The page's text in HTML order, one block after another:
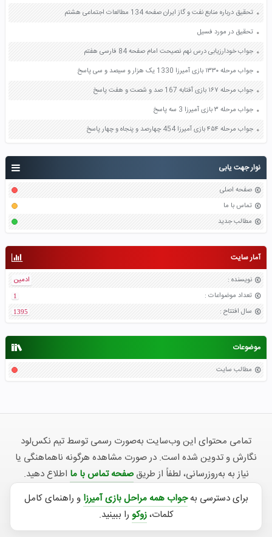
نوار جهت یابی
صفحه اصلی
تماس با ما
مطالب جدید
آمار سایت
نویسنده :
ادمین
تعداد موضواعات :
1
سال افتتاح :
1395
موضوعات
مطالب سایت
تحقیق درباره منابع نفت و گاز ایران صفحه 134 مطالعات اجتماعی هشتم
تحقیق در مورد فسیل
جواب خودارزیابی درس نهم نصیحت امام صفحه 84 فارسی هفتم
جواب مرحله ۱۳۳۰ بازی آمیرزا 1330 یک هزار و سیصد و سی پاسخ
جواب مرحله ۱۶۷ بازی آفتابه 167 صد و شصت و هفت پاسخ
جواب مرحله ۳ بازی آمیرزا 3 سه پاسخ
جواب مرحله ۴۵۴ بازی آمیرزا 454 چهارصد و پنجاه و چهار پاسخ
تمامی محتوای این وب‌سایت به‌صورت رسمی توسط تیم نکس‌لود
نگارش و تدوین شده است. در صورت مشاهده هرگونه ناهماهنگی یا
نیاز به به‌روزرسانی، لطفاً از طریقصفحه تماس با ما اطلاع دهید.
برای دسترسی به جواب همه مراحل بازی آمیرزا و راهنمای کامل
کلمات،زوکو را ببینید.